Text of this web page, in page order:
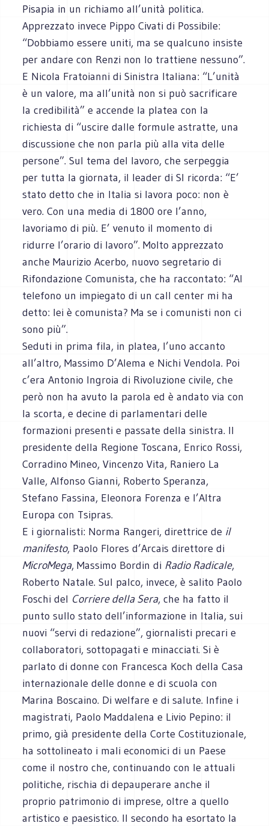
Pisapia in un richiamo all’unità politica.
Apprezzato invece Pippo Civati di Possibile:
“Dobbiamo essere uniti, ma se qualcuno insiste
per andare con Renzi non lo trattiene nessuno”.
E Nicola Fratoianni di Sinistra Italiana: “L’unità
è un valore, ma all’unità non si può sacrificare
la credibilità” e accende la platea con la
richiesta di “uscire dalle formule astratte, una
discussione che non parla più alla vita delle
persone”. Sul tema del lavoro, che serpeggia
per tutta la giornata, il leader di SI ricorda: “E’
stato detto che in Italia si lavora poco: non è
vero. Con una media di 1800 ore l’anno,
lavoriamo di più. E’ venuto il momento di
ridurre l’orario di lavoro”. Molto apprezzato
anche Maurizio Acerbo, nuovo segretario di
Rifondazione Comunista, che ha raccontato: “Al
telefono un impiegato di un call center mi ha
detto: lei è comunista? Ma se i comunisti non ci
sono più”.
Seduti in prima fila, in platea, l’uno accanto
all’altro, Massimo D’Alema e Nichi Vendola. Poi
c’era Antonio Ingroia di Rivoluzione civile, che
però non ha avuto la parola ed è andato via con
la scorta, e decine di parlamentari delle
formazioni presenti e passate della sinistra. Il
presidente della Regione Toscana, Enrico Rossi,
Corradino Mineo, Vincenzo Vita, Raniero La
Valle, Alfonso Gianni, Roberto Speranza,
Stefano Fassina, Eleonora Forenza e l’Altra
Europa con Tsipras.
E i giornalisti: Norma Rangeri, direttrice de il
manifesto, Paolo Flores d’Arcais direttore di
MicroMega, Massimo Bordin di Radio Radicale,
Roberto Natale. Sul palco, invece, è salito Paolo
Foschi del Corriere della Sera, che ha fatto il
punto sullo stato dell’informazione in Italia, sui
nuovi “servi di redazione”, giornalisti precari e
collaboratori, sottopagati e minacciati. Si è
parlato di donne con Francesca Koch della Casa
internazionale delle donne e di scuola con
Marina Boscaino. Di welfare e di salute. Infine i
magistrati, Paolo Maddalena e Livio Pepino: il
primo, già presidente della Corte Costituzionale,
ha sottolineato i mali economici di un Paese
come il nostro che, continuando con le attuali
politiche, rischia di depauperare anche il
proprio patrimonio di imprese, oltre a quello
artistico e paesistico. Il secondo ha esortato la